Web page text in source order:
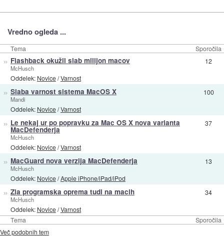
Vredno ogleda ...
Tema Sporočila
Tema Sporočila
» Flashback okužil slab milijon macov
McHusch
Oddelek: Novice/Varnost
12
» Slaba varnost sistema MacOS X
Mandi
Oddelek: Novice/Varnost
100
» Le nekaj ur po popravku za Mac OS X nova varianta
MacDefenderja
McHusch
Oddelek: Novice/Varnost
37
» MacGuard nova verzija MacDefenderja
McHusch
Oddelek: Novice/Apple iPhone/iPad/iPod
13
» Zla programska oprema tudi na macih
McHusch
Oddelek: Novice/Varnost
34
Več podobnih tem